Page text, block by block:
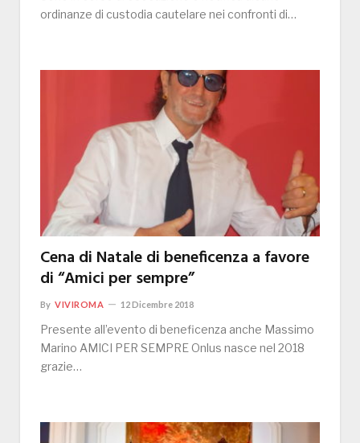
ordinanze di custodia cautelare nei confronti di…
Cena di Natale di beneficenza a favore
di “Amici per sempre”
By VIVIROMA 12 Dicembre 2018
Presente all’evento di beneficenza anche Massimo
Marino AMICI PER SEMPRE Onlus nasce nel 2018
grazie…